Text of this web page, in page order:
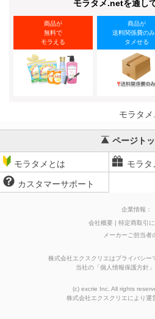
モラタメ.netを通し
商品が
無料で
モラえる
商品が
送料関係費の
タメせる
モラタ
ページト
モラタメとは モラタ
カスタマーサポート
企業情報：
会社概要
特定商取引
メーカーご担当者
株式会社エクスクリエはプライバシー
当社の 「 個人情報保護方針
(c) excrie Inc. All rights
株式会社エクスクリエにより運